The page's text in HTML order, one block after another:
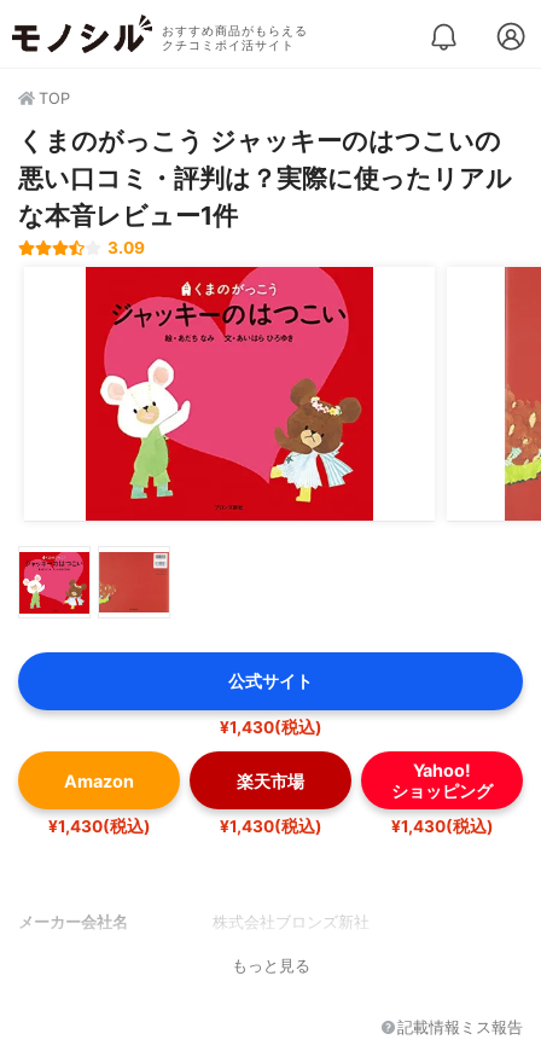
おすすめ商品がもらえる
クチコミポイ活サイト
TOP
くまのがっこう ジャッキーのはつこいの
悪い口コミ・評判は？実際に使ったリアル
な本音レビュー1件
3.09
公式サイト
¥1,430(税込)
Amazon
¥1,430(税込)
楽天市場
¥1,430(税込)
Yahoo!
ショッピング
¥1,430(税込)
メーカー会社名 株式会社ブロンズ新社
もっと見る
記載情報ミス報告